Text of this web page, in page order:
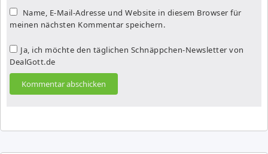
Name, E-Mail-Adresse und Website in diesem Browser für
meinen nächsten Kommentar speichern.
Ja, ich möchte den täglichen Schnäppchen-Newsletter von
DealGott.de